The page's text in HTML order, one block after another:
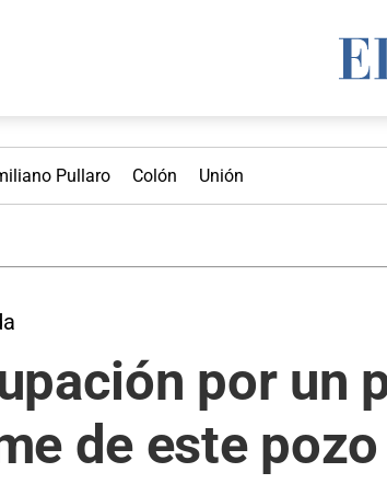
Pullaro Colón Unión
por un
de este